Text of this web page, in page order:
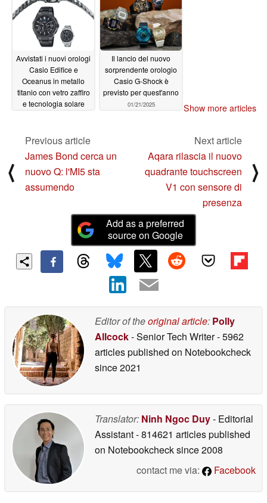
Avvistati i nuovi orologi
Casio Edifice e
Oceanus in metallo
titanio con vetro zaffiro
e tecnologia solare
Il lancio del nuovo
sorprendente orologio
Casio G-Shock è
previsto per quest'anno
01/21/2025 Show more articles
⟨
Previous article
James Bond cerca un
nuovo Q: l'MI5 sta
assumendo
Next article
Aqara rilascia il nuovo
quadrante touchscreen
V1 con sensore di
presenza
⟩
Add as a preferred
source on Google
Editor of theoriginal article: Polly
Allcock- Senior Tech Writer- 5962
articles published on Notebookcheck
since 2021
Translator: Ninh Ngoc Duy- Editorial
Assistant- 814621 articles published
on Notebookchecksince 2008
contact me via:
Facebook